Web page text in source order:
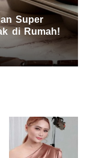
Super
di Rumah!